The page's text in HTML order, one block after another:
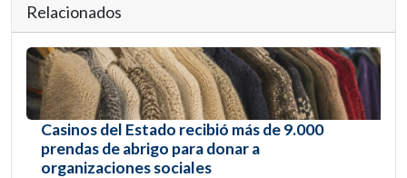
Relacionados
Casinos del Estado recibió más de 9.000
prendas de abrigo para donar a
organizaciones sociales